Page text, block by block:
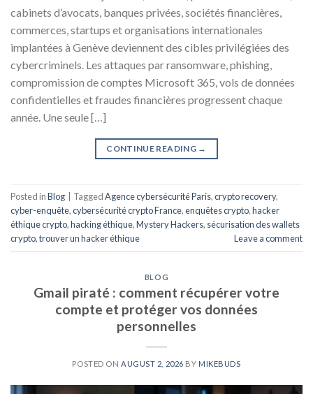
cabinets d’avocats, banques privées, sociétés financières,
commerces, startups et organisations internationales
implantées à Genève deviennent des cibles privilégiées des
cybercriminels. Les attaques par ransomware, phishing,
compromission de comptes Microsoft 365, vols de données
confidentielles et fraudes financières progressent chaque
année. Une seule […]
CONTINUE READING →
Posted inBlog TaggedAgence cybersécurité Paris,crypto recovery,
cyber-enquête,cybersécurité crypto France,enquêtes crypto,hacker
éthique crypto,hacking éthique,Mystery Hackers, sécurisation des wallets
crypto,trouver un hacker éthique Leave a comment
BLOG
Gmail piraté : comment récupérer votre
compte et protéger vos données
personnelles
POSTED ONAUGUST 2, 2026 BY MIKEBUDS